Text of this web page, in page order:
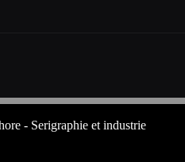
- Serigraphie et industrie